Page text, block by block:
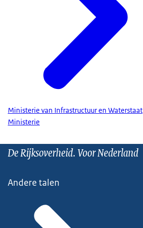
Ministerie van Infrastructuur en Waterstaat
Ministerie
De Rijksoverheid. Voor Nederland
Andere talen